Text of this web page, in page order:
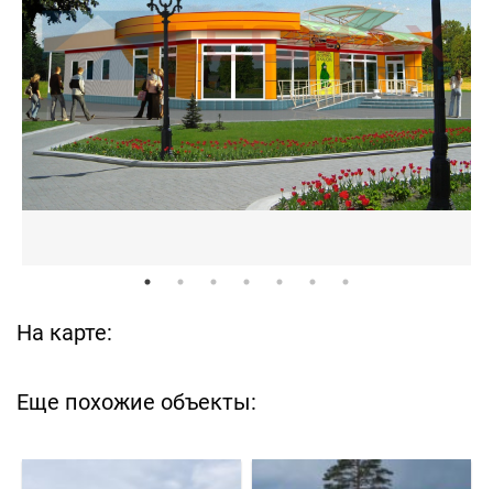
На карте:
Еще похожие объекты: